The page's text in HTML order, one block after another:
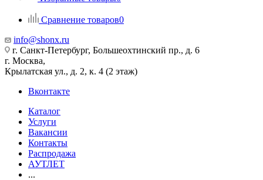
Сравнение товаров0
info@shonx.ru
г. Санкт-Петербург, Большеохтинский пр., д. 6
г. Москва,
Крылатская ул., д. 2, к. 4 (2 этаж)
Вконтакте
Каталог
Услуги
Вакансии
Контакты
Распродажа
АУТЛЕТ
...